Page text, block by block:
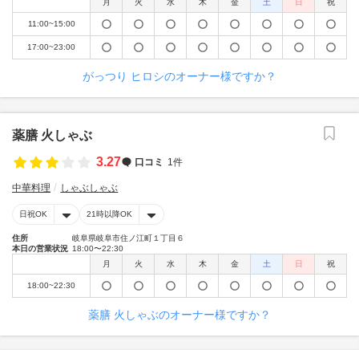
月
火 水 木 金 土 日 祝
11:00~15:00
17:00~23:00
がっつり ヒロシのオーナー様ですか？
薬膳 火しゃぶ
3.27
口コミ 1件
中華料理 しゃぶしゃぶ
日祝OK 21時以降OK
住所
岐阜県岐阜市住ノ江町１丁目６
本日の営業状況 18:00〜22:30
月
火 水 木 金 土 日 祝
18:00~22:30
薬膳 火しゃぶのオーナー様ですか？